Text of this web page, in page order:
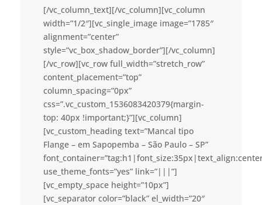
[/vc_column_text][/vc_column][vc_column
width=”1/2″][vc_single_image image=”1785″
alignment=”center”
style=”vc_box_shadow_border”][/vc_column]
[/vc_row][vc_row full_width=”stretch_row”
content_placement=”top”
column_spacing=”0px”
css=”.vc_custom_1536083420379{margin-
top: 40px !important;}”][vc_column]
[vc_custom_heading text=”Mancal tipo
Flange – em Sapopemba – São Paulo – SP”
use_theme_fonts=”yes” link=”|||”]
[vc_empty_space height=”10px”]
[vc_separator color=”black” el_width=”20″